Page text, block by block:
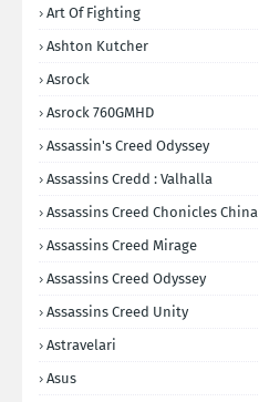
Art Of Fighting
Ashton Kutcher
Asrock
Asrock 760GMHD
Assassin's Creed Odyssey
Assassins Credd : Valhalla
Assassins Creed Chonicles China
Assassins Creed Mirage
Assassins Creed Odyssey
Assassins Creed Unity
Astravelari
Asus